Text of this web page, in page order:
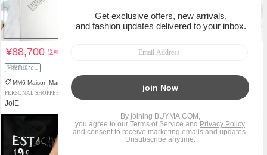
¥88,700送料込
関税負担なし
MM6 Maison Margiela
PERSONAL SHOPPER
JoiE
¥46,000
PERSONAL SHOPPER